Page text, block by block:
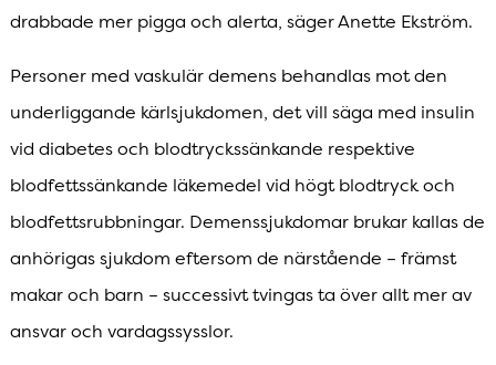
drabbade mer pigga och alerta, säger Anette Ekström.
Personer med vaskulär demens behandlas mot den
underliggande kärlsjukdomen, det vill säga med insulin
vid diabetes och blodtryckssänkande respektive
blodfettssänkande läkemedel vid högt blodtryck och
blodfettsrubbningar. Demenssjukdomar brukar kallas de
anhörigas sjukdom eftersom de närstående – främst
makar och barn – successivt tvingas ta över allt mer av
ansvar och vardagssysslor.